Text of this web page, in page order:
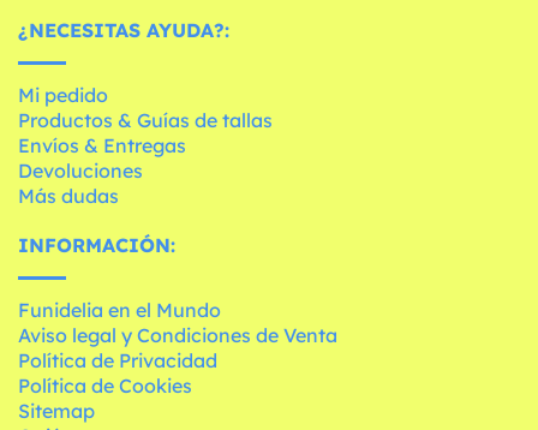
¿NECESITAS AYUDA?:
Mi pedido
Productos & Guías de tallas
Envíos & Entregas
Devoluciones
Más dudas
INFORMACIÓN:
Funidelia en el Mundo
Aviso legal y Condiciones de Venta
Política de Privacidad
Política de Cookies
Sitemap